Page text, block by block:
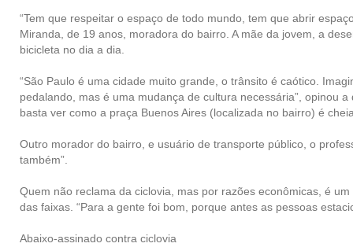
“Tem que respeitar o espaço de todo mundo, tem que abrir
Miranda, de 19 anos, moradora do bairro. A mãe da jovem, a
bicicleta no dia a dia.
“São Paulo é uma cidade muito grande, o trânsito é caótico.
pedalando, mas é uma mudança de cultura necessária”, opinou
basta ver como a praça Buenos Aires (localizada no bairro) é
Outro morador do bairro, e usuário de transporte público, o
também”.
Quem não reclama da ciclovia, mas por razões econômicas, é
das faixas. “Para a gente foi bom, porque antes as pessoas
Abaixo-assinado contra ciclovia